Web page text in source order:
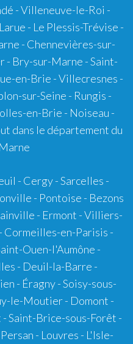
- Villeneuve-le-Roi -
- Le Plessis-Trévise -
- Chennevières-sur-
- Bry-sur-Marne - Saint-
en-Brie - Villecresnes -
sur-Seine - Rungis -
en-Brie - Noiseau -
dans le département du
- Cergy - Sarcelles -
- Pontoise - Bezons
- Ermont - Villiers-
Cormeilles-en-Parisis -
Ouen-l'Aumône -
- Deuil-la-Barre -
- Éragny - Soisy-sous-
le-Moutier - Domont -
Saint-Brice-sous-Forêt -
- Louvres - L'Isle-